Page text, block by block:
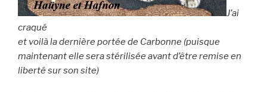
J’ai
craqué
et voilà la dernière portée de Carbonne (puisque
maintenant elle sera stérilisée avant d’être remise en
liberté sur son site)